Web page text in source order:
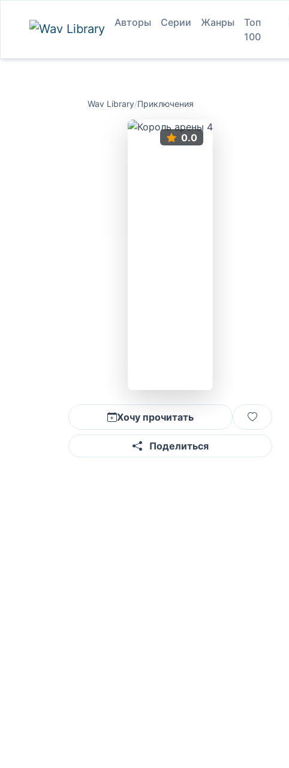
Авторы Серии Жанры
Топ
100
Wav Library/Приключения
0.0
Хочу прочитать
Поделиться